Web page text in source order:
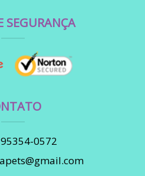
SEGURANÇA
0572